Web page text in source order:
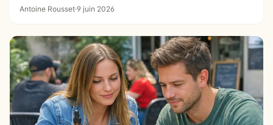
Antoine Rousset·9 juin 2026